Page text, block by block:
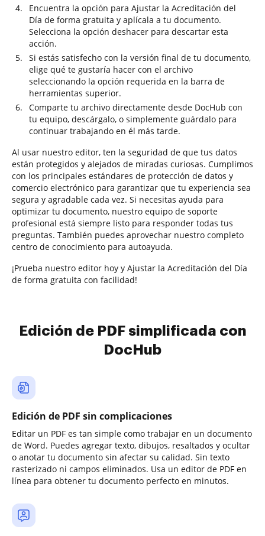
Encuentra la opción para Ajustar la Acreditación del
Día de forma gratuita y aplícala a tu documento.
Selecciona la opción deshacer para descartar esta
acción.
Si estás satisfecho con la versión final de tu documento,
elige qué te gustaría hacer con el archivo
seleccionando la opción requerida en la barra de
herramientas superior.
Comparte tu archivo directamente desde DocHub con
tu equipo, descárgalo, o simplemente guárdalo para
continuar trabajando en él más tarde.
Al usar nuestro editor, ten la seguridad de que tus datos
están protegidos y alejados de miradas curiosas. Cumplimos
con los principales estándares de protección de datos y
comercio electrónico para garantizar que tu experiencia sea
segura y agradable cada vez. Si necesitas ayuda para
optimizar tu documento, nuestro equipo de soporte
profesional está siempre listo para responder todas tus
preguntas. También puedes aprovechar nuestro completo
centro de conocimiento para autoayuda.
¡Prueba nuestro editor hoy y Ajustar la Acreditación del Día
de forma gratuita con facilidad!
Edición de PDF simplificada con
DocHub
Edición de PDF sin complicaciones
Editar un PDF es tan simple como trabajar en un documento
de Word. Puedes agregar texto, dibujos, resaltados y ocultar
o anotar tu documento sin afectar su calidad. Sin texto
rasterizado ni campos eliminados. Usa un editor de PDF en
línea para obtener tu documento perfecto en minutos.